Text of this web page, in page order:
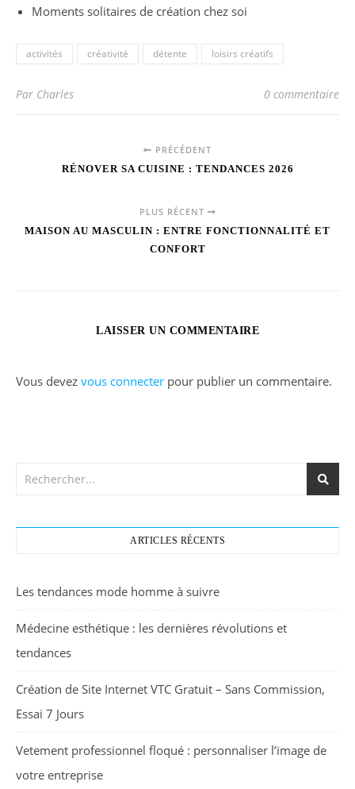
Moments solitaires de création chez soi
activités créativité détente loisirs créatifs
Par Charles 0 commentaire
PRÉCÉDENT
RÉNOVER SA CUISINE : TENDANCES 2026
PLUS RÉCENT
MAISON AU MASCULIN : ENTRE FONCTIONNALITÉ ET
CONFORT
LAISSER UN COMMENTAIRE
Vous devez vous connecter pour publier un commentaire.
ARTICLES RÉCENTS
Les tendances mode homme à suivre
Médecine esthétique : les dernières révolutions et
tendances
Création de Site Internet VTC Gratuit – Sans Commission,
Essai 7 Jours
Vetement professionnel floqué : personnaliser l’image de
votre entreprise